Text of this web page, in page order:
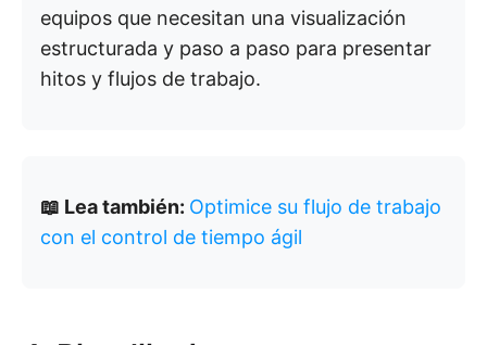
equipos que necesitan una visualización
estructurada y paso a paso para presentar
hitos y flujos de trabajo.
📖 Lea también: Optimice su flujo de trabajo
con el control de tiempo ágil